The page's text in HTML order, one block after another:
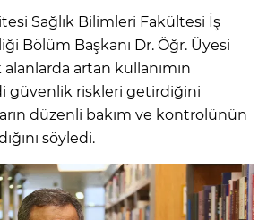
Sağlık Bilimleri Fakültesi İş
Bölüm Başkanı Dr. Öğr. Üyesi
alanlarda artan kullanımın
güvenlik riskleri getirdiğini
düzenli bakım ve kontrolünün
söyledi.